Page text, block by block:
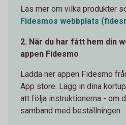
Läs mer om vilka produkter
Fidesmos webbplats
2. När du har fått hem din
appen Fidesmo
Ladda ner appen Fidesmo
App store. Lägg in dina
att följa instruktionerna - om
samband med beställningen.